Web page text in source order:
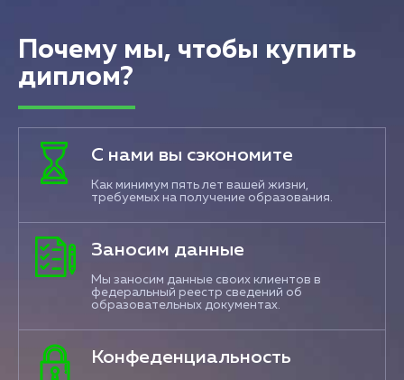
Почему мы, чтобы купить
диплом?
С нами вы сэкономите
Как минимум пять лет вашей жизни,
требуемых на получение образования.
Заносим данные
Мы заносим данные своих клиентов в
федеральный реестр сведений об
образовательных документах.
Конфеденциальность